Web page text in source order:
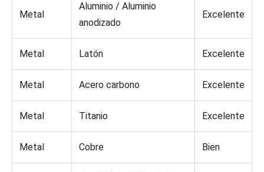
Metal
Aluminio / Aluminio
anodizado
Excelente
Metal Latón Excelente
Metal Acero carbono Excelente
Metal Titanio Excelente
Metal Cobre Bien